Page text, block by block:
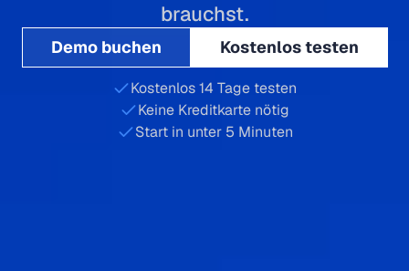
brauchst.
Demo buchen Kostenlos testen
Kostenlos 14 Tage testen
Keine Kreditkarte nötig
Start in unter 5 Minuten